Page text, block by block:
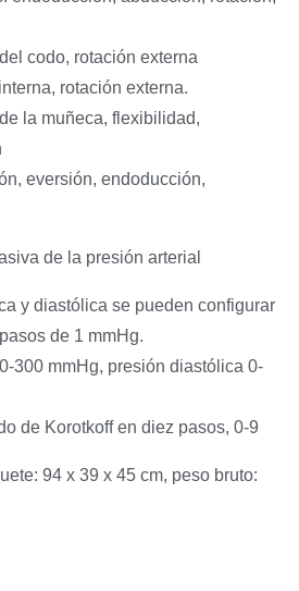
codo, rotación externa
rotación externa.
la muñeca, flexibilidad,
eversión, endoducción,
de la presión arterial
y diastólica se pueden configurar
de 1 mmHg.
300 mmHg, presión diastólica 0-
de Korotkoff en diez pasos, 0-9
94 x 39 x 45 cm, peso bruto: